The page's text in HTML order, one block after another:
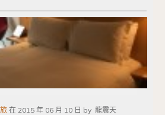
在 2015 年 06 月 10 日 by 龍震天